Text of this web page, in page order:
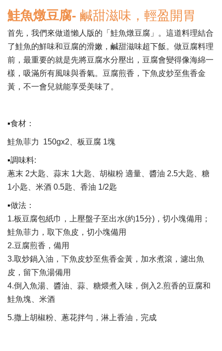
鮭魚燉豆腐- 鹹甜滋味，輕盈開胃
首先，我們來做道懶人版的「鮭魚燉豆腐」。這道料理結合
了鮭魚的鮮味和豆腐的滑嫩，鹹甜滋味超下飯。做豆腐料理
前，最重要的就是先將豆腐水分壓出，豆腐會變得像海綿一
樣，吸滿所有風味與香氣。豆腐煎香，下魚皮炒至焦香金
黃，不一會兒就能享受美味了。
▪食材：
鮭魚菲力 150gx2、板豆腐 1塊
▪調味料:
蔥末 2大匙、蒜末 1大匙、胡椒粉 適量、醬油 2.5大匙、糖
1小匙、米酒 0.5匙、香油 1/2匙
▪做法：
1.板豆腐包紙巾，上壓盤子至出水(約15分)，切小塊備用；
鮭魚菲力，取下魚皮，切小塊備用
2.豆腐煎香，備用
3.取炒鍋入油，下魚皮炒至焦香金黃，加水煮滾，濾出魚
皮，留下魚湯備用
4.倒入魚湯、醬油、蒜、糖煨煮入味，倒入2.煎香的豆腐和
鮭魚塊、米酒
5.撒上胡椒粉、蔥花拌勻，淋上香油，完成